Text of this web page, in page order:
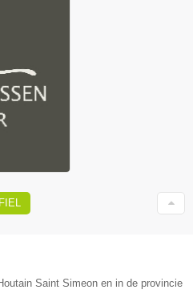
Saint Simeon en in de provincie